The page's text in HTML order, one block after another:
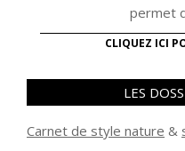
permet
CLIQUEZ ICI
LES
Carnet de style nature &